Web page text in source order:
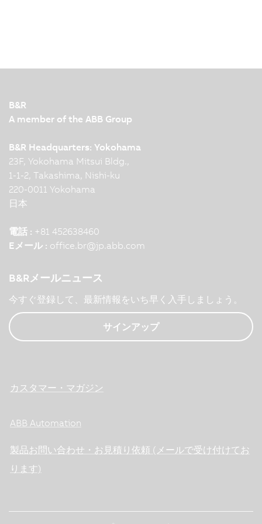
B&R
A member of the ABB Group
B&R Headquarters: Yokohama
23F, Yokohama Mitsui Bldg.,
1-1-2, Takashima, Nishi-ku
220-0011 Yokohama
日本
電話 : +81 452638460
Eメール : office.br@jp.abb.com
B&Rメールニュース
今すぐ登録して、最新情報をいち早く入手しましょう。
サインアップ
カスタマー・マガジン
ABB Automation
製品お問い合わせ・お見積り依頼 (メールで受け付けてお
ります)